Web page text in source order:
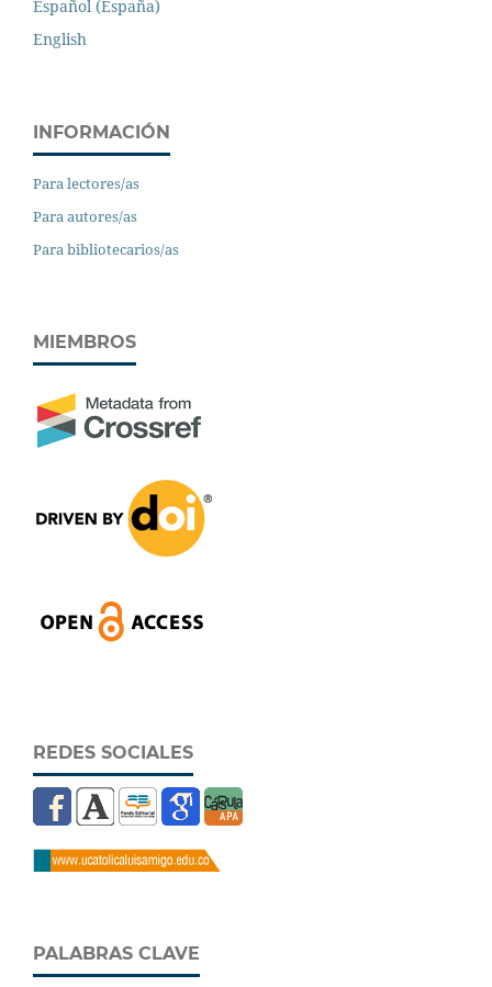
Español (España)
English
INFORMACIÓN
Para lectores/as
Para autores/as
Para bibliotecarios/as
MIEMBROS
REDES SOCIALES
PALABRAS CLAVE